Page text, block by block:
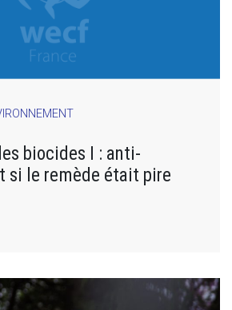
biocides I : anti-
si le remède était pire